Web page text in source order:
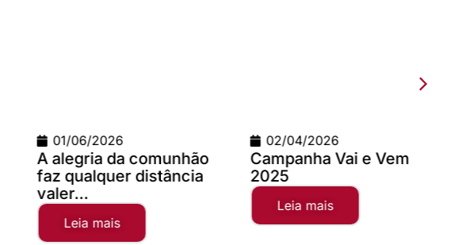
02/04/2026
Campanha Vai e Vem
2025
Leia mais
09/03/2026
Teste com imagem 1200
x 900
Leia mais